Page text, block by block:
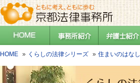
HOME くらしの法律シリーズ 住まいのはなし